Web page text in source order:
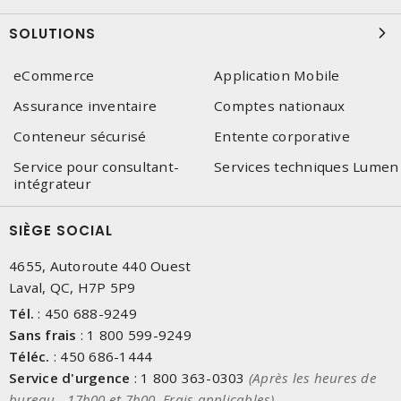
SOLUTIONS
eCommerce
Application Mobile
Assurance inventaire
Comptes nationaux
Conteneur sécurisé
Entente corporative
Service pour consultant-
intégrateur
Services techniques Lumen
SIÈGE SOCIAL
4655, Autoroute 440 Ouest
Laval, QC, H7P 5P9
Tél. : 450 688-9249
Sans frais : 1 800 599-9249
Téléc. : 450 686-1444
Service d'urgence : 1 800 363-0303 (Après les heures de